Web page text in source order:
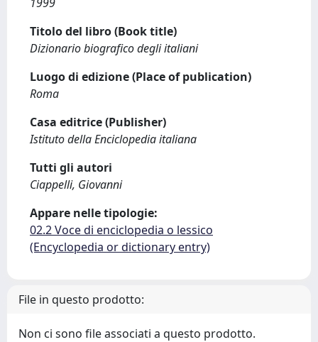
Titolo del libro (Book title)
Dizionario biografico degli italiani
Luogo di edizione (Place of publication)
Roma
Casa editrice (Publisher)
Istituto della Enciclopedia italiana
Tutti gli autori
Ciappelli, Giovanni
Appare nelle tipologie:
02.2 Voce di enciclopedia o lessico
(Encyclopedia or dictionary entry)
File in questo prodotto:
Non ci sono file associati a questo prodotto.